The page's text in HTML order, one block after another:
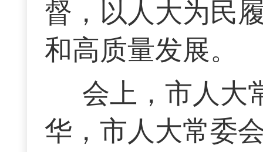
督，以人大为民
和高质量发展。
会上，市人大
华，市人大常委